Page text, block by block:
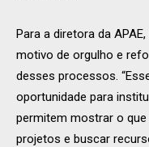
Para a diretora da
motivo de orgulho e
desses processos.
oportunidade para
permitem mostrar o
projetos e buscar